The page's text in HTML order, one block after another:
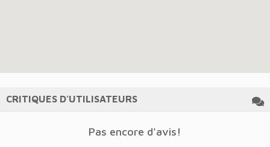
CRITIQUES D'UTILISATEURS
Pas encore d'avis!